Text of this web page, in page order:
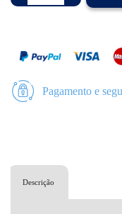
Pagamento e
Descrição